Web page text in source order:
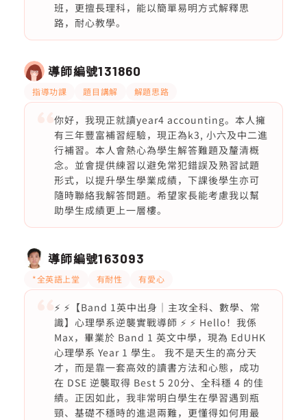
班，更擅長理科，能以簡單易明方式解釋思
路，耐心教學。
導師編號131860
指導功課 題目講解 解題思路
你好，我現正就讀year4 accounting。本人擁
有三年豐富補習經驗，現正為k3, 小六及中二進
行補習。本人會熱心為學生解答難題及釐清概
念。並會提供練習以避免常犯錯誤及熟習試題
形式，以提升學生學業成績，下課後學生亦可
隨時聯絡我解答問題。希望家長能考慮我以幫
助學生成績更上一層樓。
導師編號163093
*全英語上堂 有耐性 有愛心
⚡ ⚡【Band 1英中出身｜主攻全科、數學、常
識】心理學系逆襲實戰導師 ⚡ ⚡ Hello！我係
Max，畢業於 Band 1 英文中學，現為 EdUHK
心理學系 Year 1 學生。 我不是天生的高分天
才，而是靠一套高效的讀書方法和心態，成功
在 DSE 逆襲取得 Best 5 20分、全科穩 4 的佳
績。正因如此，我非常明白學生在學習遇到瓶
頸、基礎不穩時的進退兩難，更懂得如何用最